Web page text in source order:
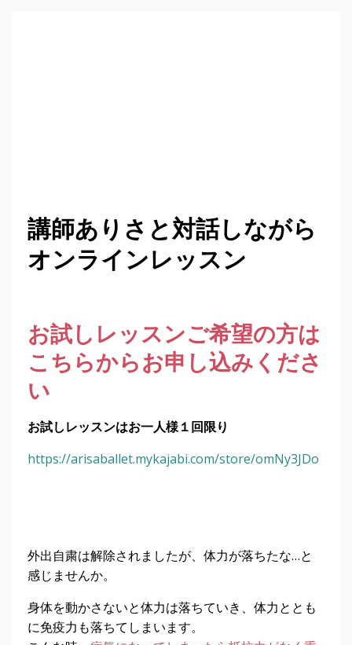
講師ありさと対話しながら
オンラインレッスン
お試しレッスンご希望の方は
こちらからお申し込みくださ
い
お試しレッスンはお一人様１回限り
https://arisaballet.mykajabi.com/store/omNy3JDo
外出自粛は解除されましたが、体力が落ちたな…と
感じませんか。
身体を動かさないと体力は落ちていき、体力ととも
に免疫力も落ちてしまいます。